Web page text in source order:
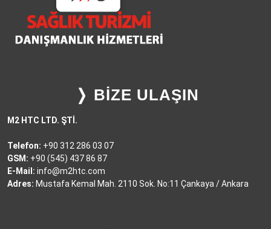
❭ BİZE ULAŞIN
M2 HTC LTD. ŞTİ.
Telefon: +90 312 286 03 07
GSM: +90 (545) 437 86 87
E-Mail: info@m2htc.com
Adres: Mustafa Kemal Mah. 2110 Sok. No:11 Çankaya / Ankara